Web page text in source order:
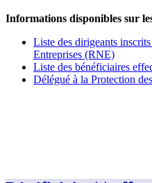
Informations disponibles sur
Liste des dirigeants
Entreprises (RNE)
Liste des bénéficiaires
Délégué à la Protection